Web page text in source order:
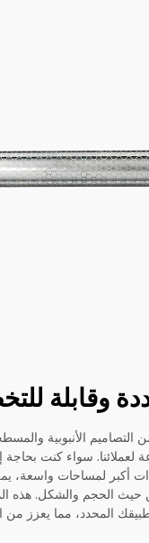
وقابلة
الأنبوبية
لعملائنا. سواء كنت
أكبر لمساحات واسعة،
حيث الحجم والشكل. هذه
المحدد، مما يعزز من